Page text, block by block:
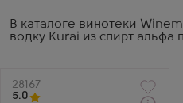
В каталоге винотеки
водку Kurai из спирт альфа
Артикул
28167
5.0